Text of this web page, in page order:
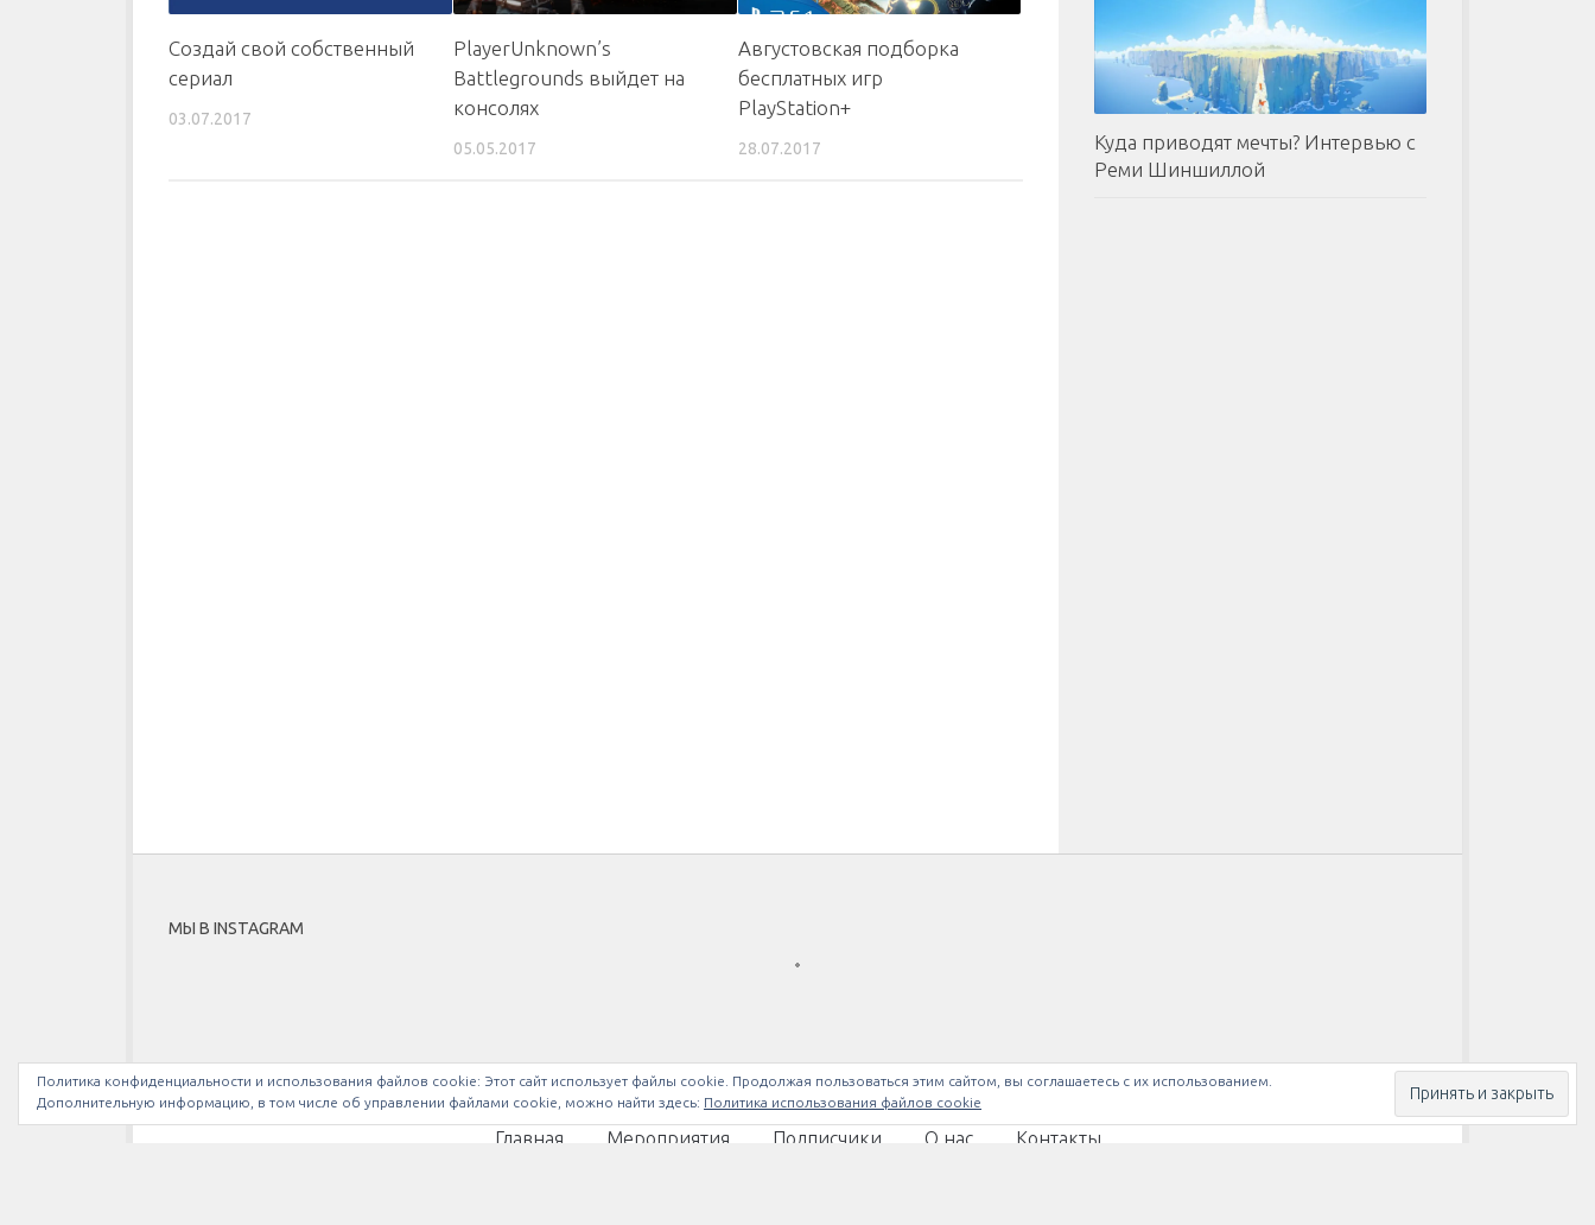
Создай свой собственный
сериал
03.07.2017
PlayerUnknown’s
Battlegrounds выйдет на
консолях
05.05.2017
Августовская подборка
бесплатных игр
PlayStation+
28.07.2017
Куда приводят мечты? Интервью с
Реми Шиншиллой
МЫ В INSTAGRAM
Главная Мероприятия Подписчики О нас Контакты
Политика конфиденциальности и использования файлов сookie: Этот сайт использует файлы cookie. Продолжая пользоваться этим сайтом, вы соглашаетесь с их использованием.
Дополнительную информацию, в том числе об управлении файлами cookie, можно найти здесь: Политика использования файлов cookie